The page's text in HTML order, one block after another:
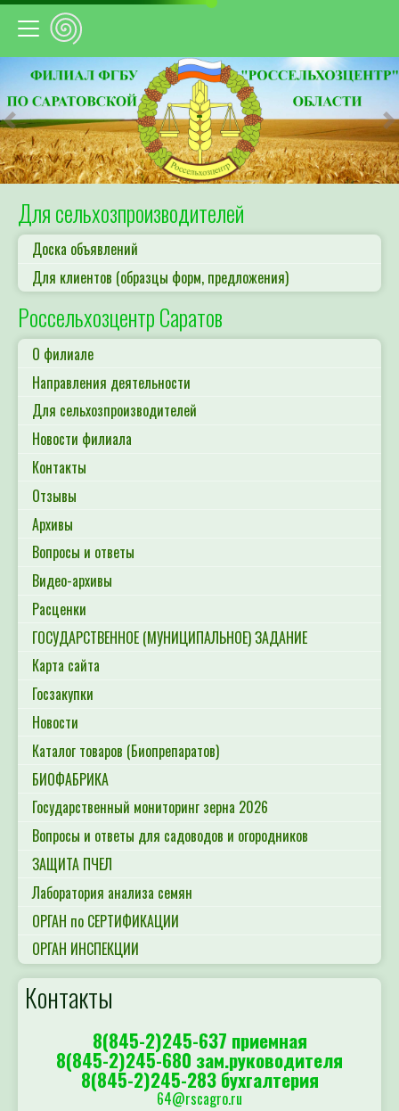
Предыдущий
Для сельхозпроизводителей
Доска объявлений
Для клиентов (образцы форм, предложения)
Россельхозцентр Саратов
О филиале
Направления деятельности
Для сельхозпроизводителей
Новости филиала
Контакты
Отзывы
Архивы
Вопросы и ответы
Видео-архивы
Расценки
ГОСУДАРСТВЕННОЕ (МУНИЦИПАЛЬНОЕ) ЗАДАНИЕ
Карта сайта
Госзакупки
Новости
Каталог товаров (Биопрепаратов)
БИОФАБРИКА
Государственный мониторинг зерна 2026
Вопросы и ответы для садоводов и огородников
ЗАЩИТА ПЧЕЛ
Лаборатория анализа семян
ОРГАН по СЕРТИФИКАЦИИ
ОРГАН ИНСПЕКЦИИ
Контакты
8(845-2)245-637 приемная
8(845-2)245-680 зам.руководителя
8(845-2)245-283 бухгалтерия
64@rscagro.ru